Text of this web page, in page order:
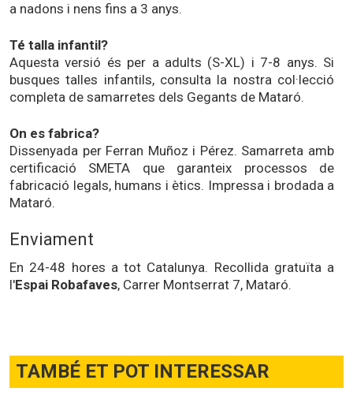
a nadons i nens fins a 3 anys.
Té talla infantil?
Aquesta versió és per a adults (S-XL) i 7-8 anys. Si
busques talles infantils, consulta la nostra col·lecció
completa de samarretes dels Gegants de Mataró.
On es fabrica?
Dissenyada per Ferran Muñoz i Pérez. Samarreta amb
certificació SMETA que garanteix processos de
fabricació legals, humans i ètics. Impressa i brodada a
Mataró.
Enviament
En 24-48 hores a tot Catalunya. Recollida gratuïta a
l'Espai Robafaves, Carrer Montserrat 7, Mataró.
TAMBÉ ET POT INTERESSAR